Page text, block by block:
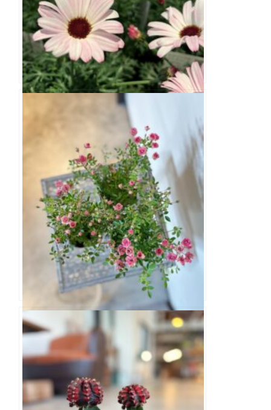
ビジューマム ピンクパール 3.5寸
ミニバラ ワンダーファイブ 3寸